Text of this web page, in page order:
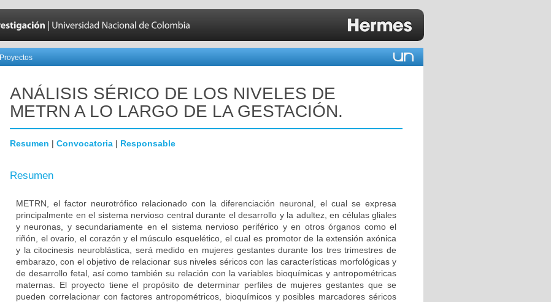
Proyectos
ANÁLISIS SÉRICO DE LOS NIVELES DE
METRN A LO LARGO DE LA GESTACIÓN.
Resumen | Convocatoria | Responsable
Resumen
METRN, el factor neurotrófico relacionado con la diferenciación neuronal, el cual se expresa
principalmente en el sistema nervioso central durante el desarrollo y la adultez, en células gliales
y neuronas, y secundariamente en el sistema nervioso periférico y en otros órganos como el
riñón, el ovario, el corazón y el músculo esquelético, el cual es promotor de la extensión axónica
y la citocinesis neuroblástica, será medido en mujeres gestantes durante los tres trimestres de
embarazo, con el objetivo de relacionar sus niveles séricos con las características morfológicas y
de desarrollo fetal, así como también su relación con la variables bioquímicas y antropométricas
maternas. El proyecto tiene el propósito de determinar perfiles de mujeres gestantes que se
pueden correlacionar con factores antropométricos, bioquímicos y posibles marcadores séricos